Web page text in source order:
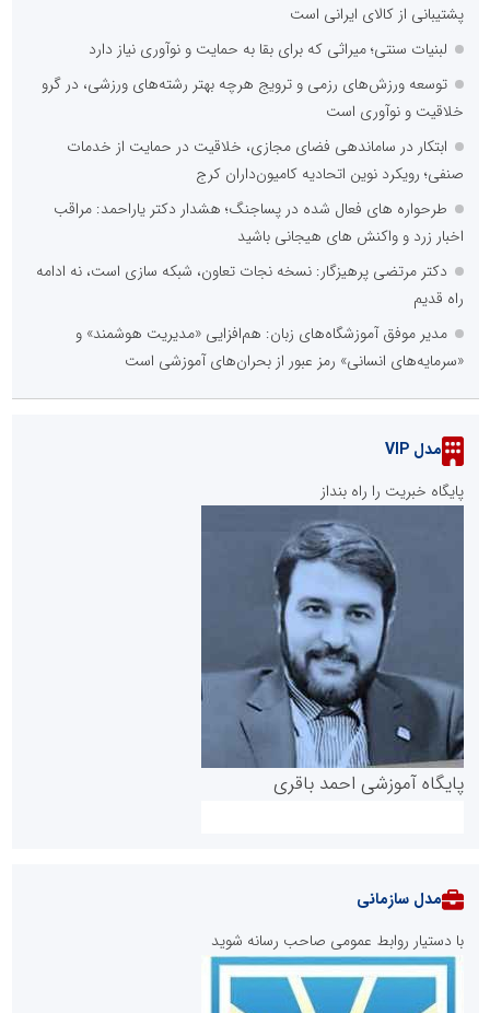
پشتیبانی از کالای ایرانی است
لبنیات سنتی؛ میراثی که برای بقا به حمایت و نوآوری نیاز دارد
توسعه ورزش‌های رزمی و ترویج هرچه بهتر رشته‌های ورزشی، در گرو
خلاقیت و نوآوری است
ابتکار در ساماندهی فضای مجازی، خلاقیت در حمایت از خدمات
صنفی؛ رویکرد نوین اتحادیه کامیون‌داران کرج
طرحواره های فعال شده در پساجنگ؛ هشدار دکتر یاراحمد: مراقب
اخبار زرد و واکنش های هیجانی باشید
دکتر مرتضی پرهیزگار: نسخه نجات تعاون، شبکه سازی است، نه ادامه
راه قدیم
مدیر موفق آموزشگاه‌های زبان: هم‌افزایی «مدیریت هوشمند» و
«سرمایه‌های انسانی» رمز عبور از بحران‌های آموزشی است
مدل VIP
پایگاه خبریت را راه بنداز
پایگاه آموزشی احمد باقری
مدل سازمانی
با دستیار روابط عمومی صاحب رسانه شوید